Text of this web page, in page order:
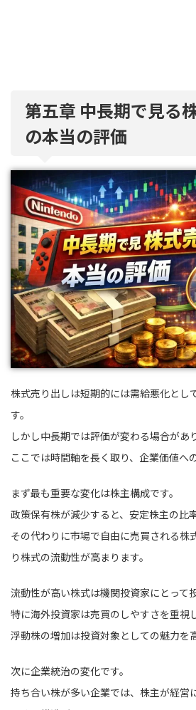
第五章 中長期で見る
の本当の評価
株式売り出しは短期的には需給悪化とし
す。
しかし中長期では評価が変わる場合があ
ここでは時間軸を長く取り、企業価値へ
まず最も重要な変化は株主構成です。
政策保有株が減少すると、安定株主の比
その代わりに市場で自由に売買される株
り株式の流動性が高まります。
流動性が高い株式は機関投資家にとって
特に海外投資家は売買のしやすさを重視
浮動株の増加は投資対象としての魅力を
次に企業統治の変化です。
持ち合い株が多い企業では、株主が経営